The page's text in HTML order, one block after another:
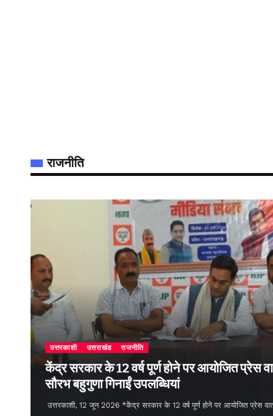
राजनीति
उत्तरकाशी उत्तराखंड राजनीति
केंद्र सरकार के 12 वर्ष पूर्ण होने पर आयोजित प्रेस
सौरभ बहुगुणा गिनाईं उपलब्धियां
उत्तरकाशी, 12 जून 2026 *केंद्र सरकार के 12 वर्ष पूर्ण होने पर आयोजित प्रेस